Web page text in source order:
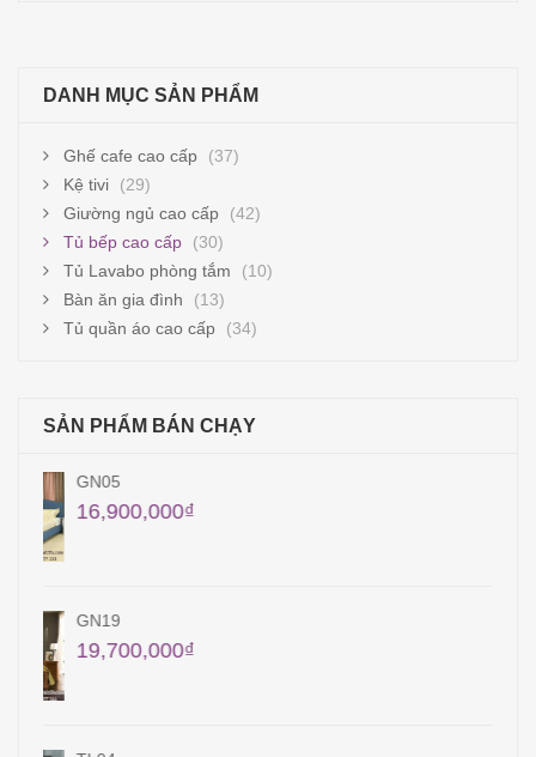
DANH MỤC SẢN PHẨM
Ghế cafe cao cấp
(37)
Kệ tivi
(29)
Giường ngủ cao cấp
(42)
Tủ bếp cao cấp
(30)
Tủ Lavabo phòng tắm
(10)
Bàn ăn gia đình
(13)
Tủ quần áo cao cấp
(34)
SẢN PHẨM BÁN CHẠY
12,960,000
24,000,000